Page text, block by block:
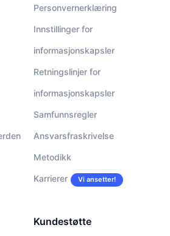
Personvernerklæring
Innstillinger for
informasjonskapsler
Retningslinjer for
informasjonskapsler
Samfunnsregler
Ansvarsfraskrivelse
Metodikk
Karrierer Vi ansetter!
Kundestøtte